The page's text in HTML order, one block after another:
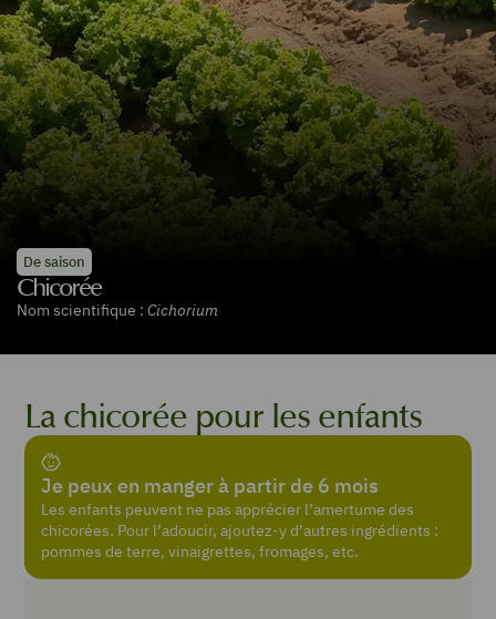
De saison
Chicorée
Nom scientifique : Cichorium
La chicorée pour les enfants
Je peux en manger à partir de 6 mois
Les enfants peuvent ne pas apprécier l’amertume des
chicorées. Pour l’adoucir, ajoutez-y d’autres ingrédients :
pommes de terre, vinaigrettes, fromages, etc.